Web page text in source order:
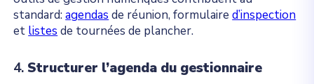
standard:agendas de réunion, formulaired’inspection
et listes de tournées de plancher.
4. Structurer l’agenda du gestionnaire